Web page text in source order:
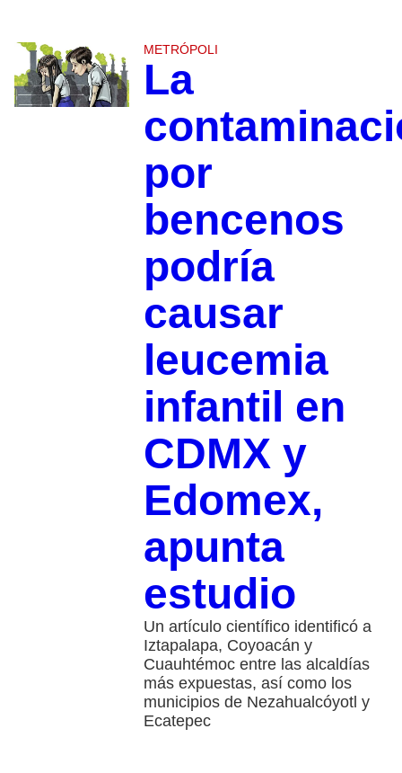
METRÓPOLI
La
por
bencenos
podría
causar
leucemia
infantil en
CDMX y
Edomex,
apunta
estudio
Un artículo científico identificó a
Iztapalapa, Coyoacán y
Cuauhtémoc entre las alcaldías
más expuestas, así como los
municipios de Nezahualcóyotl y
Ecatepec